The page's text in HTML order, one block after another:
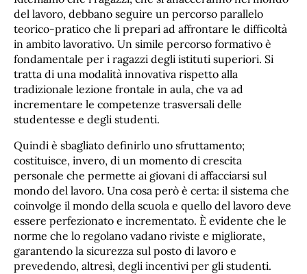
del lavoro, debbano seguire un percorso parallelo
teorico-pratico che li prepari ad affrontare le difficoltà
in ambito lavorativo. Un simile percorso formativo è
fondamentale per i ragazzi degli istituti superiori. Si
tratta di una modalità innovativa rispetto alla
tradizionale lezione frontale in aula, che va ad
incrementare le competenze trasversali delle
studentesse e degli studenti.
Quindi è sbagliato definirlo uno sfruttamento;
costituisce, invero, di un momento di crescita
personale che permette ai giovani di affacciarsi sul
mondo del lavoro. Una cosa però è certa: il sistema che
coinvolge il mondo della scuola e quello del lavoro deve
essere perfezionato e incrementato. È evidente che le
norme che lo regolano vadano riviste e migliorate,
garantendo la sicurezza sul posto di lavoro e
prevedendo, altresì, degli incentivi per gli studenti.